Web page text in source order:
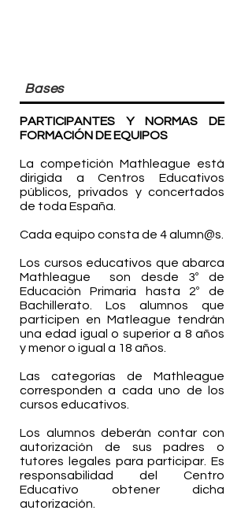
Bases
PARTICIPANTES Y NORMAS DE
FORMACIÓN DE EQUIPOS
La competición Mathleague está
dirigida a Centros Educativos
públicos, privados y concertados
de toda España.
Cada equipo consta de 4 alumn@s.
Los cursos educativos que abarca
Mathleague son desde 3º de
Educación Primaria hasta 2º de
Bachillerato. Los alumnos que
participen en Matleague tendrán
una edad igual o superior a 8 años
y menor o igual a 18 años.
Las categorías de Mathleague
corresponden a cada uno de los
cursos educativos.
Los alumnos deberán contar con
autorización de sus padres o
tutores legales para participar. Es
responsabilidad del Centro
Educativo obtener dicha
autorización.